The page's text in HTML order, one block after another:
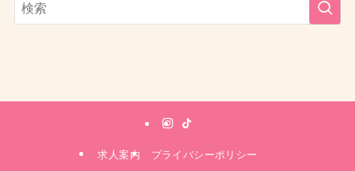
求人案内 プライバシーポリシー